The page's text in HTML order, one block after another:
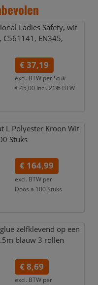
Ladies Safety, wit
C561141, EN345,
€ 37,19
excl. BTW per Stuk
€ 45,00 incl. 21% BTW
L Polyester Kroon Wit
Stuks
€ 164,99
excl. BTW per
Doos a 100 Stuks
zelfklevend op een
blauw 3 rollen
€ 8,69
excl. BTW per